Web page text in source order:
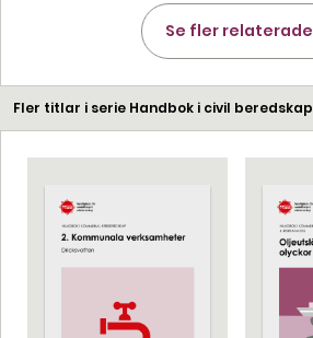
Se fler
Fler titlar i serie Handbok i civil